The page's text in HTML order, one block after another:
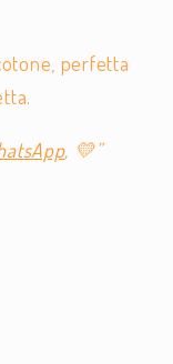
perfetta
, 💛”